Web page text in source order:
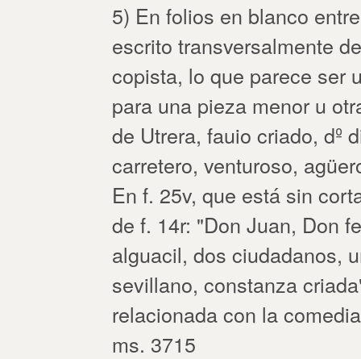
5) En folios en blanco
escrito transversalmente
copista, lo que parece ser
para una pieza menor u
de Utrera, fauio criado, dº
carretero, venturoso,
En f. 25v, que está sin
de f. 14r: "Don Juan, Don
alguacil, dos ciudadanos,
sevillano, constanza
relacionada con la
ms. 3715